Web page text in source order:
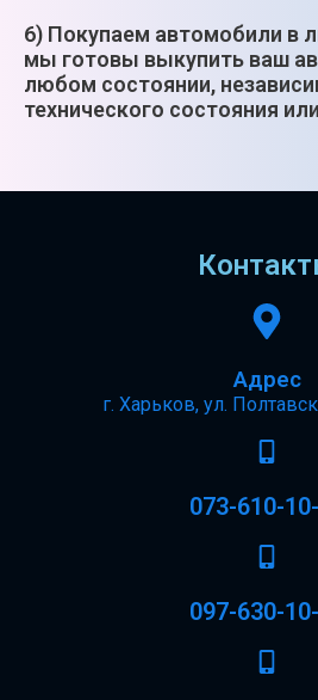
6) Покупаем автомобили в
мы готовы выкупить ваш
любом состоянии,
технического состояния
Адрес
г. Харьков, ул.
073-610-
097-630-